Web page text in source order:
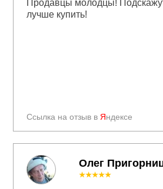
Олег
Ссылка на отзыв в Яндексе
Продавцы молодцы!
лучше купить!
★★★★★